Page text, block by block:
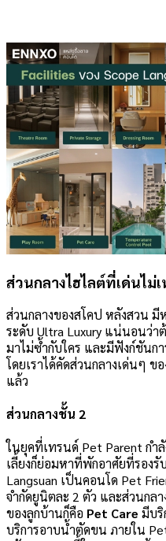
ส่วนกลางไฮไลต์ที่เด่นไม่
ส่วนกลางของสโคป หลังสวน
ระดับ Ultra Luxury แน่นอนว่
มาไม่ซ้ำกับใคร และมีฟังก์ชันก
โดยเราได้คัดส่วนกลางเด่นๆ ข
แล้ว
ส่วนกลางชั้น 2
ในยุคที่เทรนด์ Pet Parent กำ
เลี้ยงก็ย่อมหาที่พักอาศัยที่รองรั
Langsuan เป็นคอนโด Pet
จำกัดยูนิตละ 2 ตัว และส่วนกล
ของลูกบ้านก็คือ Pet Care มีบริ
บริการอาบน้ำตัดขน ภายใน